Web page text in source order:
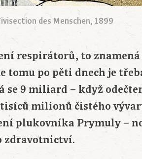
des Menschen, 1899
respirátorů, to
tomu po pěti dnech je
se 9 miliard – když
milionů čistého
plukovníka Prymuly –
zdravotnictví.